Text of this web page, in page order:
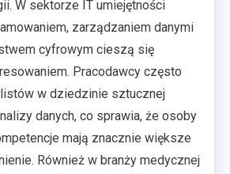
W sektorze IT umiejętności
zarządzaniem danymi
cyfrowym cieszą się
Pracodawcy często
w dziedzinie sztucznej
danych, co sprawia, że osoby
mają znacznie większe
Również w branży medycznej